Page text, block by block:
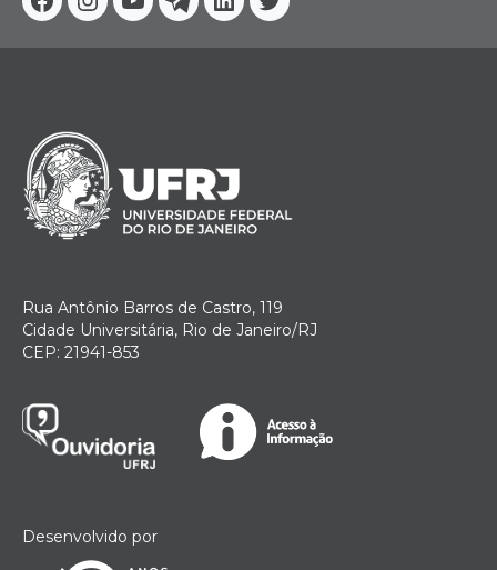
Facebook
Instagram
YoutubeTelegram
Linkedin
Twitter
Rua Antônio Barros de Castro, 119
Cidade Universitária, Rio de Janeiro/RJ
CEP: 21941-853
Desenvolvido por